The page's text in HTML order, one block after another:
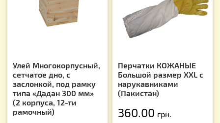
Улей Многокорпусный,
сетчатое дно, с
заслонкой, под рамку
типа «Дадан 300 мм»
(2 корпуса, 12-ти
рамочный)
Перчатки КОЖАНЫЕ
Большой размер XXL с
нарукавниками
(Пакистан)
360.00 грн.